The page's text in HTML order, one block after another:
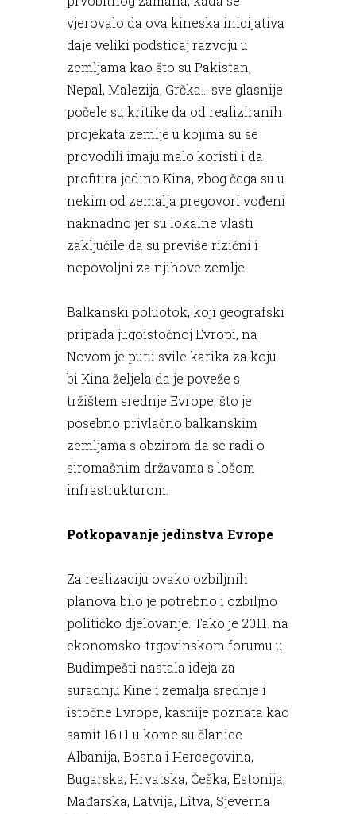
vjerovalo da ova kineska inicijativa
daje veliki podsticaj razvoju u
zemljama kao što su Pakistan,
Nepal, Malezija, Grčka… sve glasnije
počele su kritike da od realiziranih
projekata zemlje u kojima su se
provodili imaju malo koristi i da
profitira jedino Kina, zbog čega su u
nekim od zemalja pregovori vođeni
naknadno jer su lokalne vlasti
zaključile da su previše rizični i
nepovoljni za njihove zemlje.
Balkanski poluotok, koji geografski
pripada jugoistočnoj Evropi, na
Novom je putu svile karika za koju
bi Kina željela da je poveže s
tržištem srednje Evrope, što je
posebno privlačno balkanskim
zemljama s obzirom da se radi o
siromašnim državama s lošom
infrastrukturom.
Potkopavanje jedinstva Evrope
Za realizaciju ovako ozbiljnih
planova bilo je potrebno i ozbiljno
političko djelovanje. Tako je 2011. na
ekonomsko-trgovinskom forumu u
Budimpešti nastala ideja za
suradnju Kine i zemalja srednje i
istočne Evrope, kasnije poznata kao
samit 16+1 u kome su članice
Albanija, Bosna i Hercegovina,
Bugarska, Hrvatska, Češka, Estonija,
Mađarska, Latvija, Litva, Sjeverna